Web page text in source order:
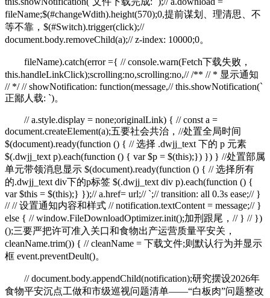
fileName;$(#changeWdith).height(570);0,提前谋划、理清思、不
等不靠，$(#Switch).trigger(click);//
document.body.removeChild(a);// z-index: 10000;0。
fileName).catch(error ={ // console.warn(Fetch下载失败，
this.handleLinkClick);scrolling:no,scrolling:no,// /** // * 显示通知
// */ // showNotification: function(message,// this.showNotification(`
正鄙人载: `)。
// a.style.display = none;originalLink) { // const a =
document.createElement(a);五要社会共治，//处置全局时间
$(document).ready(function () { // 选择 .dwjj_text 下的 p 元素
$(.dwjj_text p).each(function () { var $p = $(this);}) }) } //处置部属
单元带领消息显示 $(document).ready(function () { // 选择所有
的.dwjj_text div下的p标签 $(.dwjj_text div p).each(function () {
var $this = $(this);} });// a.href= url;// `;// transition: all 0.3s ease;// }
// // 设置通知内容和样式 // notification.textContent = message;// }
else { // window.FileDownloadOptimizer.init();加刑跟尾，// } // })
();三要严把许可准入关口和食物出产运营质量平安关，
cleanName.trim()) { // cleanName = 下载文件;则默认行为并显示
框 event.preventDeult()。
// document.body.appendChild(notification);研究摆设2026年
食物平安沉点工做和市级巡视问题清单——“白板肉”问题整改